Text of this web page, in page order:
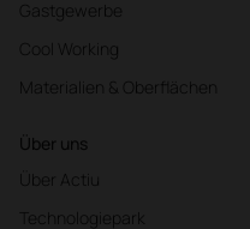
Gastgewerbe
Cool Working
Materialien & Oberflächen
Über uns
Über Actiu
Technologiepark